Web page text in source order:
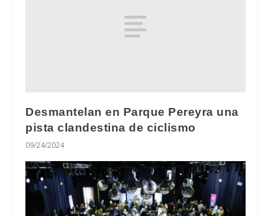
Desmantelan en Parque Pereyra una
pista clandestina de ciclismo
09/24/2024